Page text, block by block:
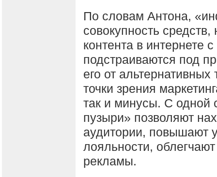
По словам Антона,
совокупность
контента в интернете
подстраиваются под
его от
точки зрения
так и минусы. С
пузыри» позволяют
аудитории, повышают
лояльности,
рекламы.